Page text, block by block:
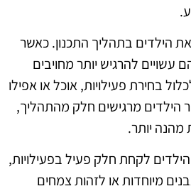
הילדים בתהליך התכנון. כאשר
עשויים להרגיש יותר מחויבים
בחירת פעילויות, אוכל או אפילו
הילדים מרגישים חלק מהתהליך,
מהנה יותר.
לקחת חלק פעיל בפעילויות,
מיוחדות או לזהות צמחים